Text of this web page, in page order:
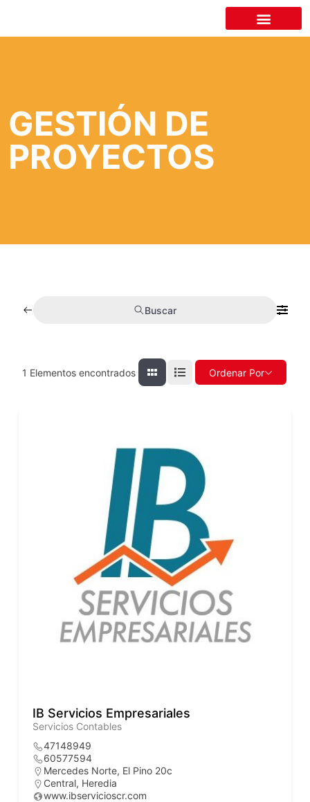
GESTIÓN DE
PROYECTOS
Buscar
1 Elementos encontrados Ordenar Por
IB Servicios Empresariales
Servicios Contables
47148949
60577594
Mercedes Norte, El Pino 20c
Central, Heredia
www.ibservicioscr.com